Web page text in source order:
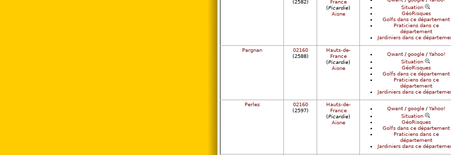
(2582)
France
(Picardie)
Aisne
Situation
GéoRisques
Golfs dans ce département
Praticiens dans ce
département
Jardiniers dans ce
Pargnan
02160
(2588)
Hauts-de-
France
(Picardie)
Aisne
Qwant/google/Yahoo!
Situation
GéoRisques
Golfs dans ce département
Praticiens dans ce
département
Jardiniers dans ce
Perles
02160
(2597)
Hauts-de-
France
(Picardie)
Aisne
Qwant/google/Yahoo!
Situation
GéoRisques
Golfs dans ce département
Praticiens dans ce
département
Jardiniers dans ce